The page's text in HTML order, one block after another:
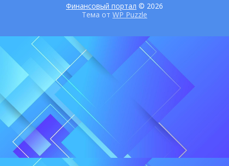
Финансовый портал © 2026
Тема от WP Puzzle